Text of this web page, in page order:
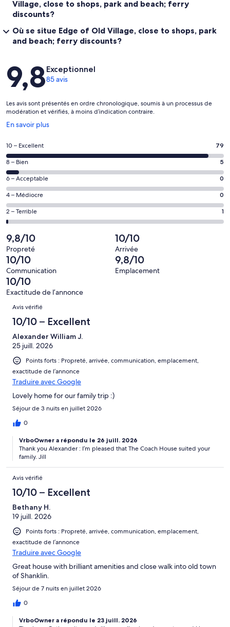
Village, close to shops, park and beach; ferry
discounts?
Où se situe Edge of Old Village, close to shops, park
and beach; ferry discounts?
Avis
9,8Exceptionnel
85 avis
Les avis sont présentés en ordre chronologique, soumis à un processus de
modération et vérifiés, à moins d’indication contraire.
En savoir plus
S’ouvre
une
nouvelle
fenêtre
Note
de 10
–
Excellent,
d’après
79 avis
sur 85.
10 – Excellent 79
Note
de 8
–
Bien,
d’après
5 avis
sur 85.
8 – Bien 5
Note
de 6
–
Acceptable,
d’après
0 avis
sur 85.
6 – Acceptable 0
Note
de 4
–
d’après
0 avis
sur 85.
4 – Médiocre 0
Note
de 2
–
Terrible,
d’après
1 avis
sur 85.
2 – Terrible 1
9,8/10
Propreté
10/10
Arrivée
10/10
Communication
9,8/10
Emplacement
10/10
Exactitude de l’annonce
Avis
Avis vérifié
10/10 – Excellent
Alexander William J.
25 juill. 2026
Points forts : Propreté, arrivée, communication, emplacement,
exactitude de l’annonce
Traduire avec Google
Lovely home for our family trip :)
Séjour de 3 nuits en juillet 2026
0
VrboOwner a répondu le 26 juill. 2026
Thank you Alexander : I’m pleased that The Coach House suited your
family. Jill
Avis vérifié
10/10 – Excellent
Bethany H.
19 juill. 2026
Points forts : Propreté, arrivée, communication, emplacement,
exactitude de l’annonce
Traduire avec Google
Great house with brilliant amenities and close walk into old town
of Shanklin.
Séjour de 7 nuits en juillet 2026
0
VrboOwner a répondu le 23 juill. 2026